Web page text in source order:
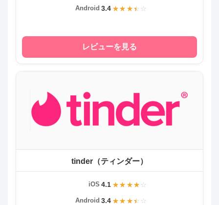
Android 3.4
レビューを見る
tinder（ティンダー）
iOS 4.1
Android 3.4